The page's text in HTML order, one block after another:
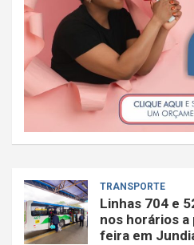
TRANSPORTE
Linhas 704 e
nos horários
feira em